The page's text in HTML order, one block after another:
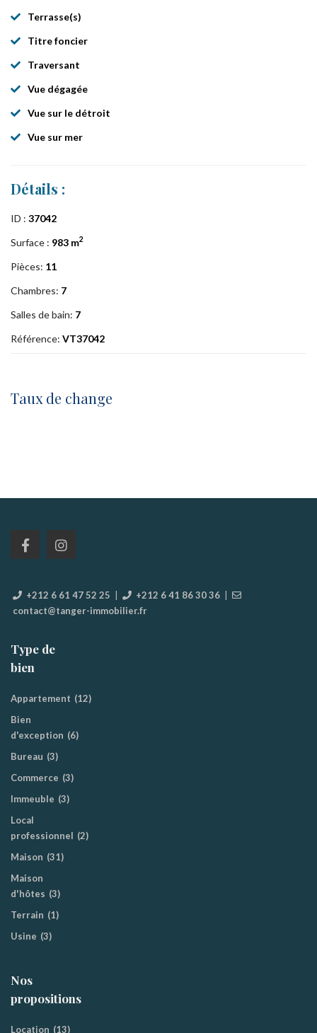
Terrasse(s)
Titre foncier
Traversant
Vue dégagée
Vue sur le détroit
Vue sur mer
Détails :
ID : 37042
Surface : 983 m2
Pièces: 11
Chambres: 7
Salles de bain: 7
Référence: VT37042
Taux de change
+212 6 61 47 52 25 | +212 6 41 86 30 36 |
contact@tanger-immobilier.fr
Type de
bien
Appartement (12)
Bien
d'exception (6)
Bureau (3)
Commerce (3)
Immeuble (3)
Local
professionnel (2)
Maison (31)
Maison
d'hôtes (3)
Terrain (1)
Usine (3)
Nos
propositions
Location (13)